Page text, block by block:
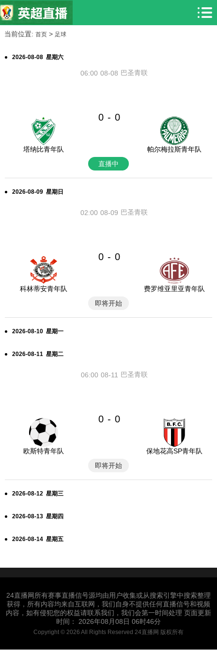
当前位置: 首页> 足球
2026-08-08 星期六
08-08
06:00 巴圣青联
塔纳比青年队
0 - 0
帕尔梅拉斯青年队
直播中
2026-08-09 星期日
08-09
02:00 巴圣青联
科林蒂安青年队
0 - 0
费罗维亚里亚青年队
即将开始
2026-08-10 星期一
2026-08-11 星期二
08-11
06:00 巴圣青联
欧斯特青年队
0 - 0
保地花高SP青年队
即将开始
2026-08-12 星期三
2026-08-13 星期四
2026-08-14 星期五
24直播网所有赛事直播信号源均由用户收集或从搜索引擎中搜索整理
获得，所有内容均来自互联网，我们自身不提供任何直播信号和视频
内容，如有侵犯您的权益请联系我们，我们会第一时间处理 页面更新
时间： 2026年08月08日 06时46分
Copyright © 2026 All Rights Reserved 24直播网 版权所有